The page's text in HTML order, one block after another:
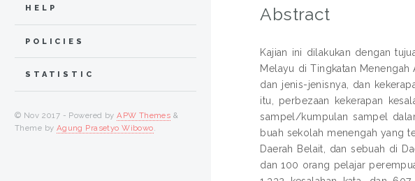
Abstract
Kajian ini dilakukan dengan
Melayu di Tingkatan Menengah
dan jenis-jenisnya, dan
itu, perbezaan kekerapan
sampel/kumpulan sampel
buah sekolah menengah yang
Daerah Belait, dan sebuah di
dan 100 orang pelajar
HELP
POLICIES
STATISTIC
© Nov 2017 - Powered byAPW Themes &
Theme by Agung Prasetyo Wibowo.